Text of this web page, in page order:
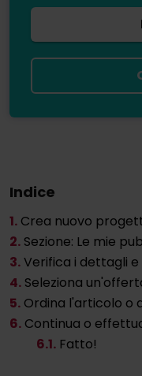
Indice
1. Crea nuovo
2. Sezione: Le mie
3.Verifica i dettagli
4. Seleziona
5. Ordina l'articolo o
6. Continua o
6.1. Fatto!